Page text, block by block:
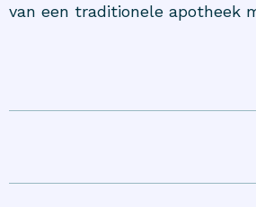
van een traditionele apotheek